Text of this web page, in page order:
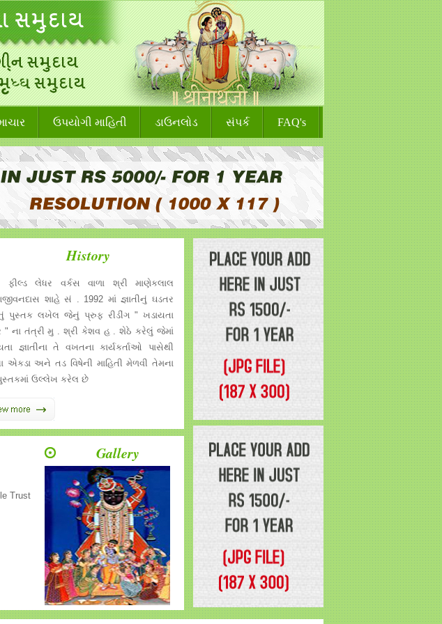
ઉપયોગી માહિતી ડાઉનલોડ સંપર્ક FAQ's
History
ફીલ્ડ લેધર વર્કસ વાળા શ્રી માણેકલાલ
શાહે સં . 1992 માં જ્ઞાતીનું ઘડતર
પુસ્તક લખેલ જેનું પ્રુફ રીડીંગ " ખડાયતા
" ના તંત્રી મુ . શ્રી કેશવ હ . શેઠે કરેલું જેમાં
જ્ઞાતીના તે વખતના કાર્યકર્તાઓ પાસેથી
એકડા અને તડ વિષેની માહિતી મેળવી તેમના
ઉલ્લેખ કરેલ છે
Trust
Gallery